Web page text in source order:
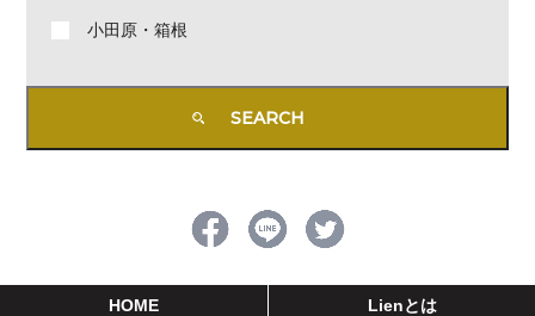
小田原・箱根
HOME Lienとは